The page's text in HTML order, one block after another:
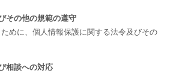
その他の規範の遵守
めに、個人情報保護に関する法令及びその
相談への対応